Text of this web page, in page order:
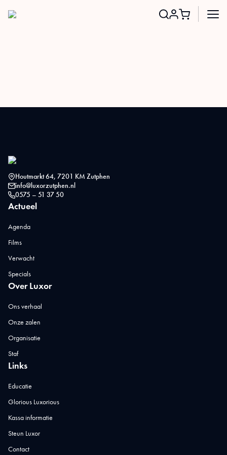
Houtmarkt 64, 7201 KM Zutphen
info@luxorzutphen.nl
0575 – 51 37 50
Actueel
Agenda
Films
Verwacht
Specials
Over Luxor
Ons verhaal
Onze zalen
Organisatie
Staf
Links
Educatie
Glorious Luxorious
Kassa informatie
Steun Luxor
Contact